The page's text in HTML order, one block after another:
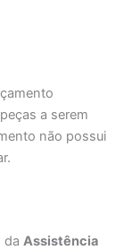
a serem
não possui
daAssistência